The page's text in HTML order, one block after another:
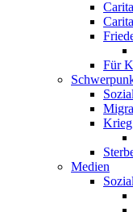
Für
Medien